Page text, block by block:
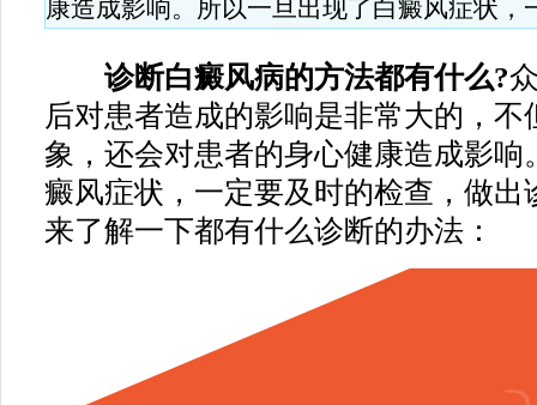
康造成影响。所以一旦出现了白癜风症状，
诊断白癜风病的方法都有什么?
后对患者造成的影响是非常大的，不
象，还会对患者的身心健康造成影响
癜风症状，一定要及时的检查，做出
来了解一下都有什么诊断的办法：